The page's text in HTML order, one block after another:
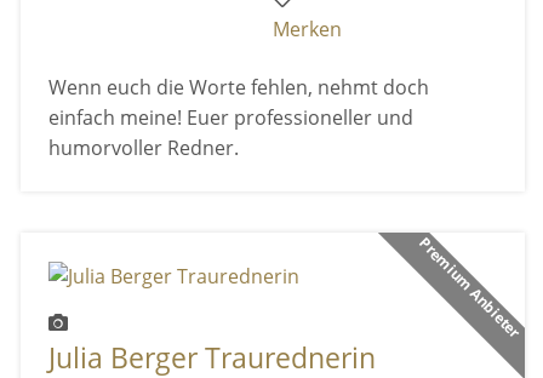
Merken
Wenn euch die Worte fehlen, nehmt doch
einfach meine! Euer professioneller und
humorvoller Redner.
Premium Anbieter
Julia Berger Traurednerin